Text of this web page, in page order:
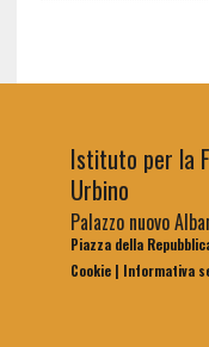
Istituto per la
Urbino
Palazzo nuovo
Piazza della
Cookie| Informativa